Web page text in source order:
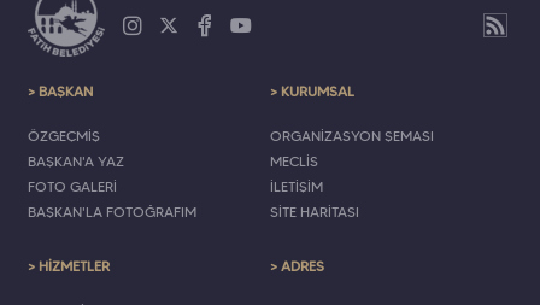
> BAŞKAN
ÖZGEÇMİŞ
BAŞKAN'A YAZ
FOTO GALERİ
BAŞKAN'LA FOTOĞRAFIM
> KURUMSAL
ORGANİZASYON ŞEMASI
MECLİS
İLETİŞİM
SİTE HARİTASI
> HİZMETLER > ADRES